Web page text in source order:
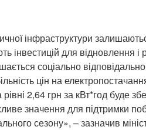
інфраструктури
інвестицій для відновлення
соціально
цін на
рівні 2,64 грн за кВт*год буде
значення для підтримки
сезону», – зазначив